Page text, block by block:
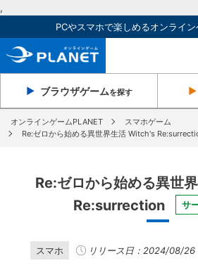
,
PCやスマホで楽しめるオンライン
ブラウザゲームを探す
オンラインゲームPLANET
スマホゲーム
Re:ゼロから始める異世界生活 Witch's
Re:ゼロから始める異世
Re:surrection
サ
スマホ リリース日：2024/08/26